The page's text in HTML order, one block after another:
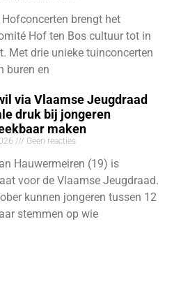
Hofconcerten brengt het
Hof ten Bos cultuur tot in
Met drie unieke tuinconcerten
buren en
via Vlaamse Jeugdraad
druk bij jongeren
maken
Geen reacties
Hauwermeiren (19) is
voor de Vlaamse Jeugdraad.
kunnen jongeren tussen 12
stemmen op wie